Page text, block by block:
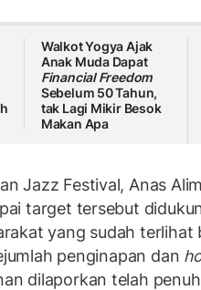
Walkot Yogya Ajak
Anak Muda Dapat
Financial Freedom
Sebelum 50 Tahun,
tak Lagi Mikir Besok
Makan Apa
Jazz Festival, Anas
target tersebut
yang sudah terlihat
penginapan dan
dilaporkan telah